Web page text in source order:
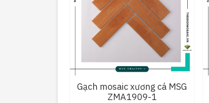
Gạch mosaic xương cá MSG
ZMA1909-1